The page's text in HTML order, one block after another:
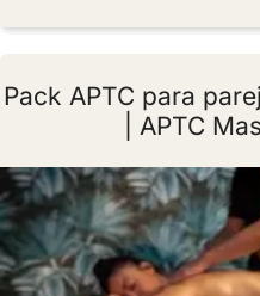
Pack APTC para
| APTC